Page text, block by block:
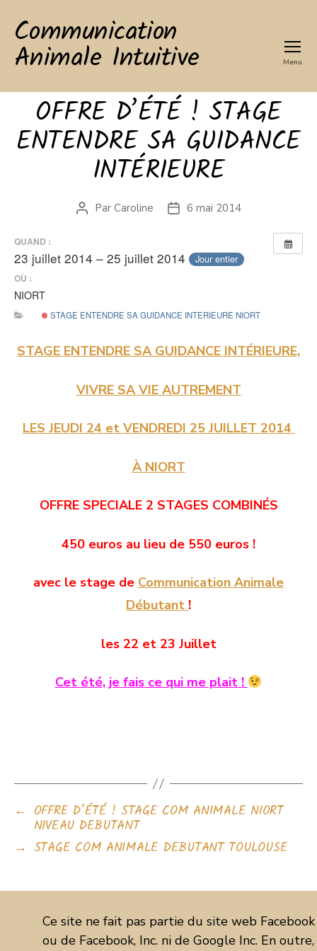
Communication
Animale Intuitive Menu
OFFRE D’ÉTÉ ! STAGE
ENTENDRE SA GUIDANCE
INTÉRIEURE
Auteur
Par Caroline
Date6 mai 2014
QUAND :
23 juillet 2014 – 25 juillet 2014 Jour entier
OÙ :
NIORT
STAGE ENTENDRE SA GUIDANCE INTERIEURE NIORT
STAGE ENTENDRE SA GUIDANCE INTÉRIEURE,
VIVRE SA VIE AUTREMENT
LES JEUDI 24 et VENDREDI 25 JUILLET 2014
À NIORT
OFFRE SPECIALE 2 STAGES COMBINÉS
450 euros au lieu de 550 euros !
avec le stage de Communication Animale
Débutant !
les 22 et 23 Juillet
Cet été, je fais ce qui me plait !
← OFFRE D’ÉTÉ ! STAGE COM ANIMALE NIORT
NIVEAU DEBUTANT
→ STAGE COM ANIMALE DEBUTANT TOULOUSE
Ce site ne fait pas partie du site web Facebook
ou de Facebook, Inc. ni de Google Inc. En outre,